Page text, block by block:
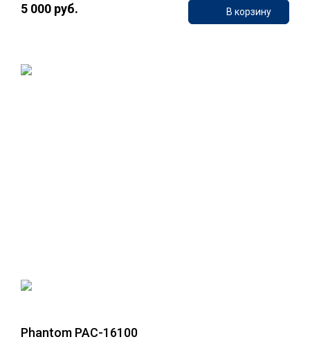
5 000 руб. В корзину
Phantom PAC-16100